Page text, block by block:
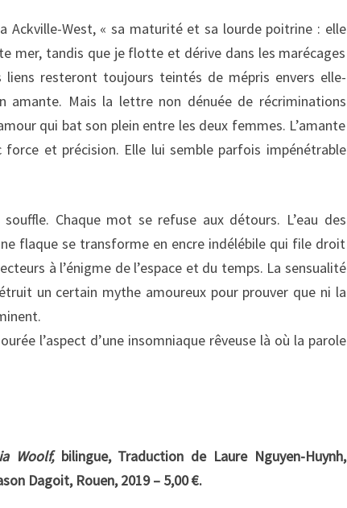
Ackville-West, « sa maturité et sa lourde poitrine : elle
mer, tandis que je flotte et dérive dans les marécages
liens resteront toujours teintés de mépris envers elle-
amante. Mais la lettre non dénuée de récriminations
qui bat son plein entre les deux femmes. L’amante
force et précision. Elle lui semble parfois impénétrable
Chaque mot se refuse aux détours. L’eau des
flaque se transforme en encre indélébile qui file droit
à l’énigme de l’espace et du temps. La sensualité
un certain mythe amoureux pour prouver que ni la
l’aspect d’une insomniaque rêveuse là où la parole
Woolf,bilingue, Traduction de Laure Nguyen-Huynh,
Dagoit, Rouen, 2019 – 5,00 €.